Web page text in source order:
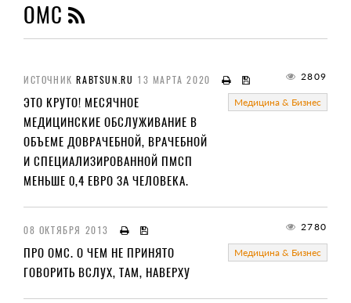
ОМС
ИСТОЧНИКRABTSUN.RU 13 МАРТА 2020 2809
ЭТО КРУТО! МЕСЯЧНОЕ
МЕДИЦИНСКИЕ ОБСЛУЖИВАНИЕ В
ОБЪЕМЕ ДОВРАЧЕБНОЙ, ВРАЧЕБНОЙ
И СПЕЦИАЛИЗИРОВАННОЙ ПМСП
МЕНЬШЕ 0,4 ЕВРО ЗА ЧЕЛОВЕКА.
Медицина & Бизнес
08 ОКТЯБРЯ 2013 2780
ПРО ОМС. О ЧЕМ НЕ ПРИНЯТО
ГОВОРИТЬ ВСЛУХ, ТАМ, НАВЕРХУ
Медицина & Бизнес